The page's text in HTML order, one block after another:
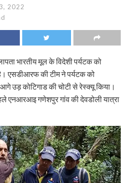
2022
भारतीय मूल के विदेशी पर्यटक को
एसडीआरफ की टीम ने पर्यटक को
उड़ कोटिगाड की चोटी से रेस्क्यू किया।
एनआरआइ गणेशपुर गांव की देवडोली यात्रा